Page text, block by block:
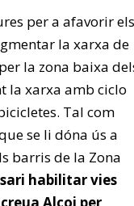
per a afavorir els
la xarxa de
la zona baixa
la xarxa amb ciclo
Tal com
se li dóna ús a
barris de la Zona
habilitar vies